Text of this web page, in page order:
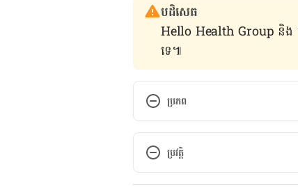
បដិសេធ
Hello Health Group និង
ទេ៕
ប្រភព
https://
ប្រវត្តិ
កំណែ​ប្រែបច្ចុប្បន្ន